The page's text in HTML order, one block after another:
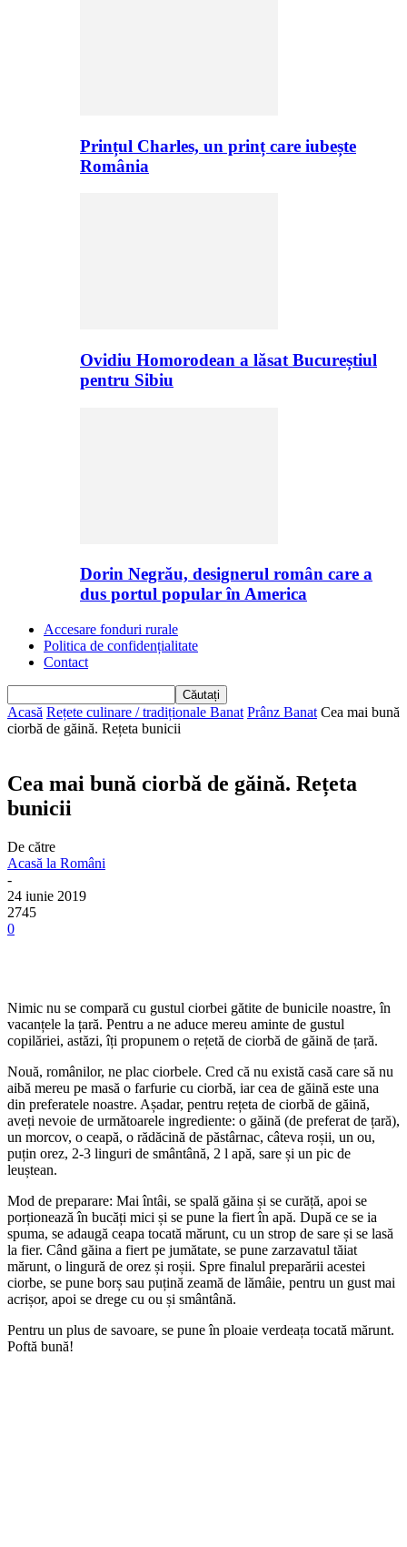
Prințul Charles, un prinț care iubește
România
Ovidiu Homorodean a lăsat Bucureștiul
pentru Sibiu
Dorin Negrău, designerul român care a
dus portul popular în America
Accesare fonduri rurale
Politica de confidențialitate
Contact
Acasă Rețete culinare / tradiționale Banat Prânz Banat Cea mai bună
ciorbă de găină. Rețeta bunicii
Cea mai bună ciorbă de găină. Rețeta
bunicii
De către
Acasă la Români
-
24 iunie 2019
2745
0
Nimic nu se compară cu gustul ciorbei gătite de bunicile noastre, în
vacanțele la țară. Pentru a ne aduce mereu aminte de gustul
copilăriei, astăzi, îți propunem o rețetă de ciorbă de găină de țară.
Nouă, românilor, ne plac ciorbele. Cred că nu există casă care să nu
aibă mereu pe masă o farfurie cu ciorbă, iar cea de găină este una
din preferatele noastre. Așadar, pentru rețeta de ciorbă de găină,
aveți nevoie de următoarele ingrediente: o găină (de preferat de țară),
un morcov, o ceapă, o rădăcină de păstârnac, câteva roșii, un ou,
puțin orez, 2-3 linguri de smântână, 2 l apă, sare și un pic de
leuștean.
Mod de preparare: Mai întâi, se spală găina și se curăță, apoi se
porționează în bucăți mici și se pune la fiert în apă. După ce se ia
spuma, se adaugă ceapa tocată mărunt, cu un strop de sare și se lasă
la fier. Când găina a fiert pe jumătate, se pune zarzavatul tăiat
mărunt, o lingură de orez și roșii. Spre finalul preparării acestei
ciorbe, se pune borș sau puțină zeamă de lămâie, pentru un gust mai
acrișor, apoi se drege cu ou și smântână.
Pentru un plus de savoare, se pune în ploaie verdeața tocată mărunt.
Poftă bună!